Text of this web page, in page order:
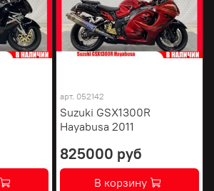
арт. 052142
Suzuki GSX1300R
Hayabusa 2011
825000 руб
В корзину